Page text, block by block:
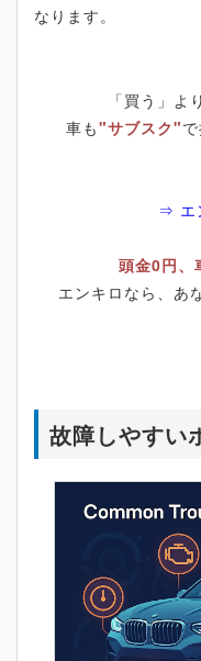
なります。
「買う」よ
車も"サブスク"
⇒ エ
頭金0円、
エンキロなら、あ
故障しやすい